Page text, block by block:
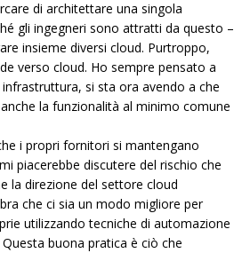
di architettare una singola
gli ingegneri sono attratti da questo –
insieme diversi cloud. Purtroppo,
verso cloud. Ho sempre pensato a
si sta ora avendo a che
la funzionalità al minimo comune
i propri fornitori si mantengano
piacerebbe discutere del rischio che
la direzione del settore cloud
che ci sia un modo migliore per
utilizzando tecniche di automazione
buona pratica è ciò che